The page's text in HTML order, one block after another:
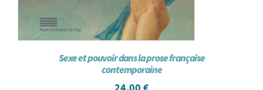
Sexe et pouvoir dans la prose française
contemporaine